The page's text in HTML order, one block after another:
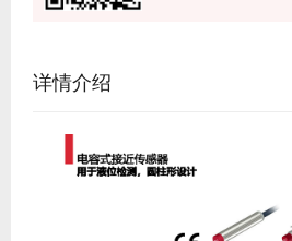
详情介绍